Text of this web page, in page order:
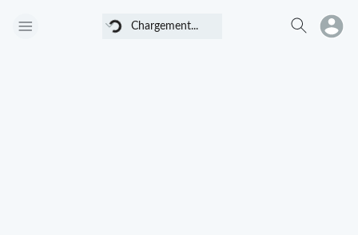
Chargement... Chargement...